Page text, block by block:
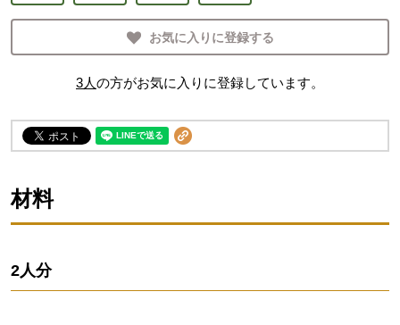
お気に入りに登録する
3人の方がお気に入りに登録しています。
材料
2人分